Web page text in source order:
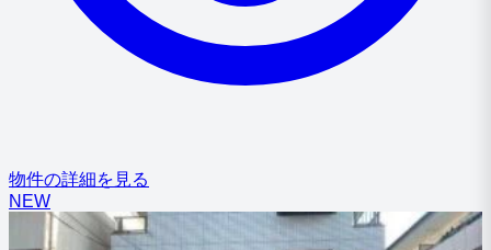
物件の詳細を見る
NEW